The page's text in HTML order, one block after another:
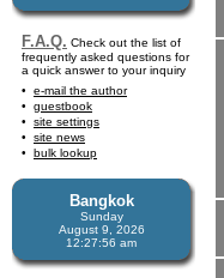
F.A.Q. Check out the list of
frequently asked questions for
a quick answer to your inquiry
e-mail the author
guestbook
site settings
site news
bulk lookup
Bangkok
Sunday
August 9, 2026
12:27:57 am